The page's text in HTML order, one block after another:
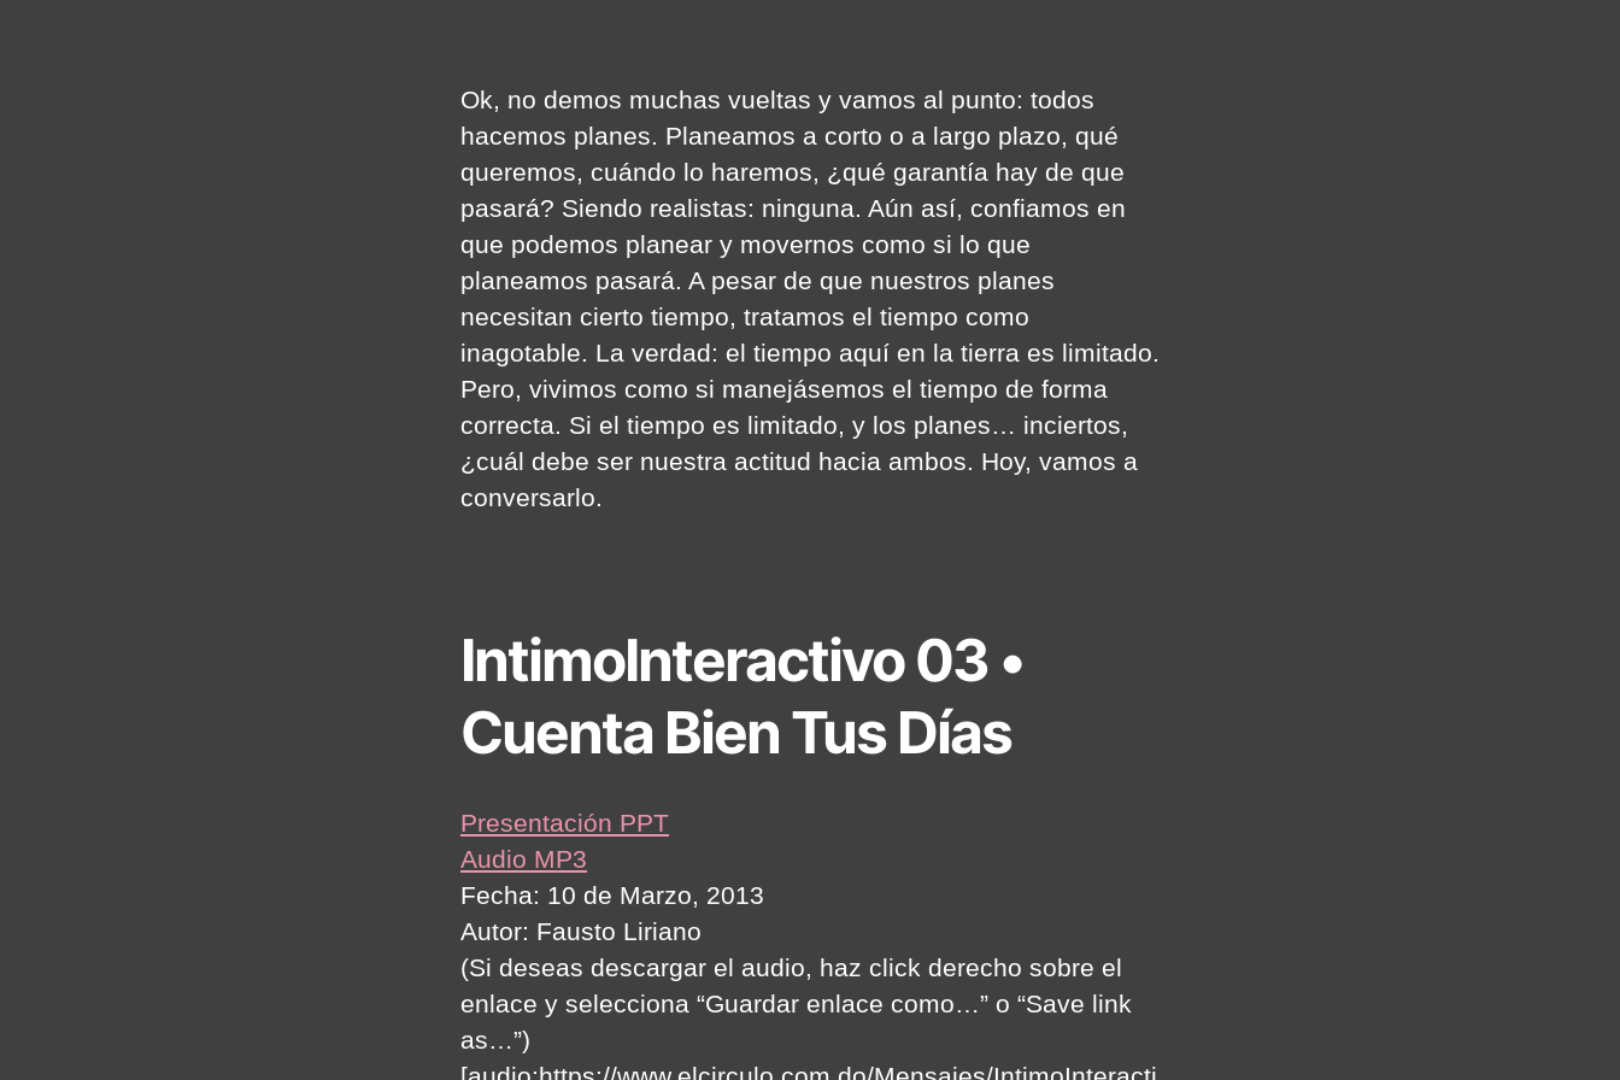
Ok, no demos muchas vueltas y vamos al punto: todos
hacemos planes. Planeamos a corto o a largo plazo, qué
queremos, cuándo lo haremos, ¿qué garantía hay de que
pasará? Siendo realistas: ninguna. Aún así, confiamos en
que podemos planear y movernos como si lo que
planeamos pasará. A pesar de que nuestros planes
necesitan cierto tiempo, tratamos el tiempo como
inagotable. La verdad: el tiempo aquí en la tierra es limitado.
Pero, vivimos como si manejásemos el tiempo de forma
correcta. Si el tiempo es limitado, y los planes… inciertos,
¿cuál debe ser nuestra actitud hacia ambos. Hoy, vamos a
conversarlo.
IntimoInteractivo 03 •
Cuenta Bien Tus Días
Presentación PPT
Audio MP3
Fecha: 10 de Marzo, 2013
Autor: Fausto Liriano
(Si deseas descargar el audio, haz click derecho sobre el
enlace y selecciona “Guardar enlace como…” o “Save link
as…”)